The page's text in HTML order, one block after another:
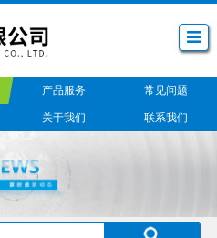
产品服务 常见问题
关于我们 联系我们